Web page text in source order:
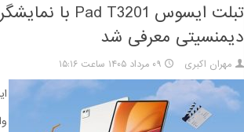
دیمنسیتی معرفی شد
مهران اکبری ۰۹ مرداد ۱۴۰۵ ساعت ۱۵:۱۶